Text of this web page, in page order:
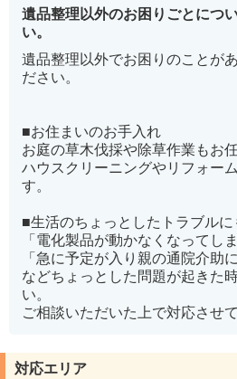
遺品整理以外のお困りごとにつ
い。
遺品整理以外でお困りのことが
ださい。
■お住まいのお手入れ
お庭の草木伐採や除草作業もお
ハウスクリーニングやリフォー
す。
■生活のちょっとしたトラブル
「電化製品が動かなくなってしま
「急に予定が入り親の通院介助
などちょっとした問題が起きた
い。
ご相談いただいた上で対応させ
対応エリア